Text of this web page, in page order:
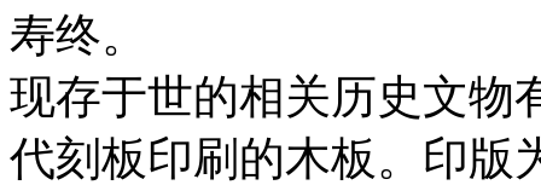
寿终。
现存于世的相关历史文物
代刻板印刷的木板。印版